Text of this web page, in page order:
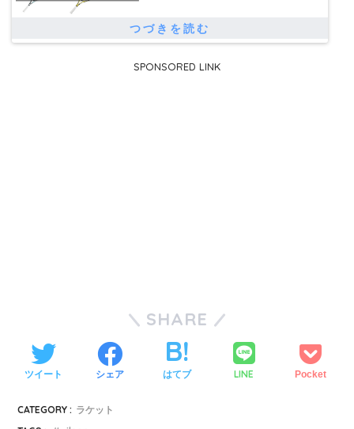
SPONSORED LINK
SHARE
ツイート シェア はてブ LINE Pocket
CATEGORY : ラケット